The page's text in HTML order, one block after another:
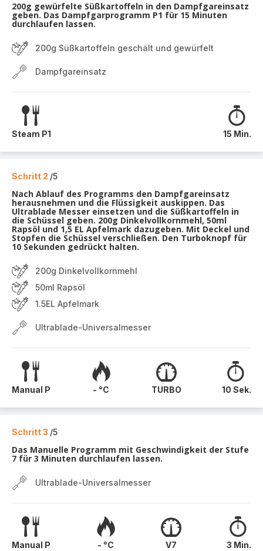
200g gewürfelte Süßkartoffeln in den Dampfgareinsatz
geben. Das Dampfgarprogramm P1 für 15 Minuten
durchlaufen lassen.
200g Süßkartoffeln geschält und gewürfelt
Dampfgareinsatz
Steam P1 15 Min.
Schritt 2 /5
Nach Ablauf des Programms den Dampfgareinsatz
herausnehmen und die Flüssigkeit auskippen. Das
Ultrablade Messer einsetzen und die Süßkartoffeln in
die Schüssel geben. 200g Dinkelvollkornmehl, 50ml
Rapsöl und 1,5 EL Apfelmark dazugeben. Mit Deckel und
Stopfen die Schüssel verschließen. Den Turboknopf für
10 Sekunden gedrückt halten.
200g Dinkelvollkornmehl
50ml Rapsöl
1.5EL Apfelmark
Ultrablade-Universalmesser
Manual P - °C TURBO 10 Sek.
Schritt 3 /5
Das Manuelle Programm mit Geschwindigkeit der Stufe
7 für 3 Minuten durchlaufen lassen.
Ultrablade-Universalmesser
Manual P - °C V7 3 Min.